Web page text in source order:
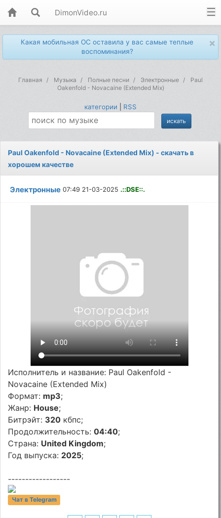
DimonVideo.ru
×
Какая мобильная ОС оставила у вас самые теплые
воспоминания?
Главная Музыка Полные песни Электронные
Paul
Oakenfold - Novacaine (Extended Mix)
категории RSS
Paul Oakenfold - Novacaine (Extended Mix) - скачать в
хорошем качестве
Электронные 07:49 21-03-2025 .::DSE::.
Исполнитель и название: Paul Oakenfold -
Novacaine (Extended Mix)
Формат: mp3;
Жанр: House;
Битрэйт: 320 кбпс;
Продолжительность:04:40;
Страна: United Kingdom;
Год выпуска: 2025;
------------------
Чат в Telegram